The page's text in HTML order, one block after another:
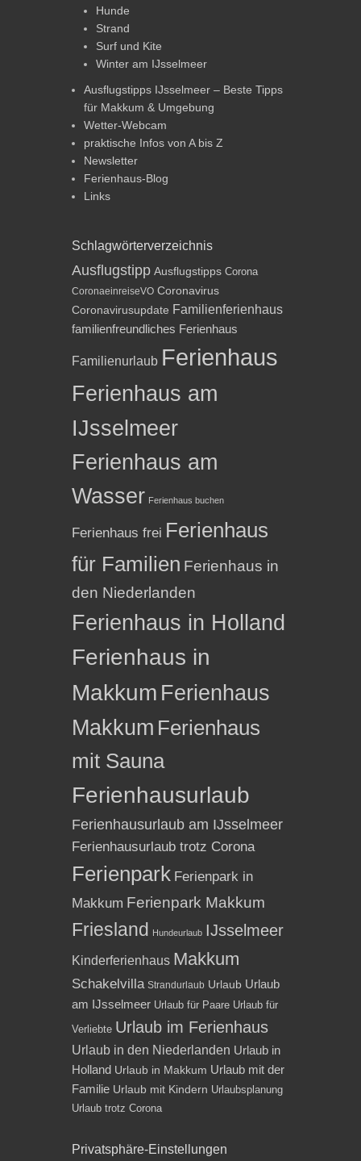
Hunde
Strand
Surf und Kite
Winter am IJsselmeer
Ausflugstipps IJsselmeer – Beste Tipps
für Makkum & Umgebung
Wetter-Webcam
praktische Infos von A bis Z
Newsletter
Ferienhaus-Blog
Links
Schlagwörterverzeichnis
Ausflugstipp Ausflugstipps Corona
CoronaeinreiseVO Coronavirus
Coronavirusupdate Familienferienhaus
familienfreundliches Ferienhaus
Familienurlaub Ferienhaus
Ferienhaus am
IJsselmeer
Ferienhaus am
Wasser Ferienhaus buchen
Ferienhaus frei Ferienhaus
für Familien Ferienhaus in
den Niederlanden
Ferienhaus in Holland
Ferienhaus in
Makkum Ferienhaus
Makkum Ferienhaus
mit Sauna
Ferienhausurlaub
Ferienhausurlaub am IJsselmeer
Ferienhausurlaub trotz Corona
Ferienpark Ferienpark in
Makkum Ferienpark Makkum
Friesland Hundeurlaub IJsselmeer
Kinderferienhaus Makkum
Schakelvilla Strandurlaub Urlaub Urlaub
am IJsselmeer Urlaub für Paare Urlaub für
Verliebte Urlaub im Ferienhaus
Urlaub in den Niederlanden Urlaub in
Holland Urlaub in Makkum Urlaub mit der
Familie Urlaub mit Kindern Urlaubsplanung
Urlaub trotz Corona
Privatsphäre-Einstellungen